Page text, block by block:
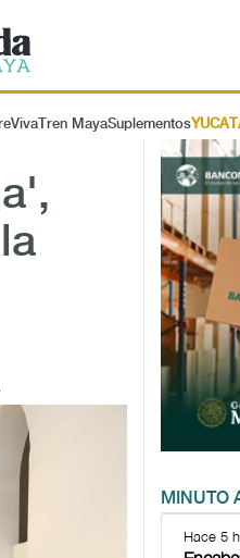
Tren MayaSuplementos
MINUTO
Hace 5